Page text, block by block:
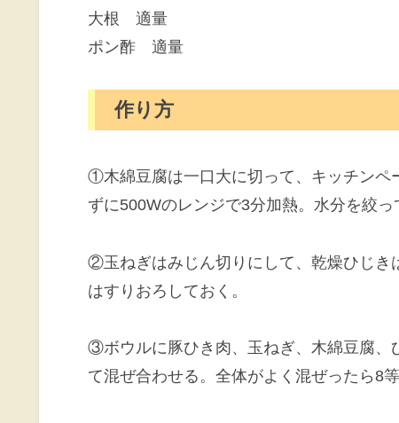
大根 適量
ポン酢 適量
作り方
①木綿豆腐は一口大に切って、キッチンペ
ずに500Wのレンジで3分加熱。水分を絞っ
②玉ねぎはみじん切りにして、乾燥ひじき
はすりおろしておく。
③ボウルに豚ひき肉、玉ねぎ、木綿豆腐、
て混ぜ合わせる。全体がよく混ぜったら8